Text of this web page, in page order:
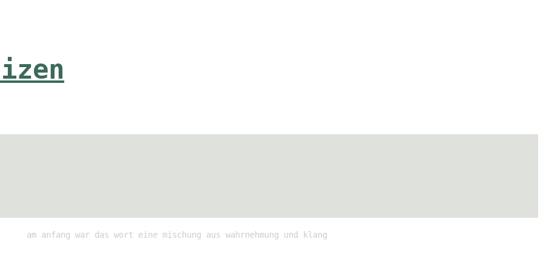
am anfang war das wort eine mischung aus wahrnehmung und klang